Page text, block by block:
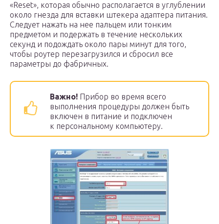
«Reset», которая обычно располагается в углублении
около гнезда для вставки штекера адаптера питания.
Следует нажать на нее пальцем или тонким
предметом и подержать в течение нескольких
секунд и подождать около пары минут для того,
чтобы роутер перезагрузился и сбросил все
параметры до фабричных.
Важно! Прибор во время всего
выполнения процедуры должен быть
включен в питание и подключен
к персональному компьютеру.